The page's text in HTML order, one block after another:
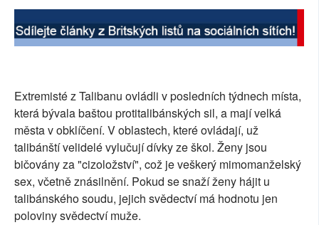
PLNÁ VERZE STRÁNEK
Extremisté z Talibanu ovládli v posledních týdnech místa,
která bývala baštou protitalibánských sil, a mají velká
města v obklíčení. V oblastech, které ovládají, už
talibánští velidelé vylučují dívky ze škol. Ženy jsou
bičovány za "cizoložství", což je veškerý mimomanželský
sex, včetně znásilnění. Pokud se snaží ženy hájit u
talibánského soudu, jejich svědectví má hodnotu jen
poloviny svědectví muže.